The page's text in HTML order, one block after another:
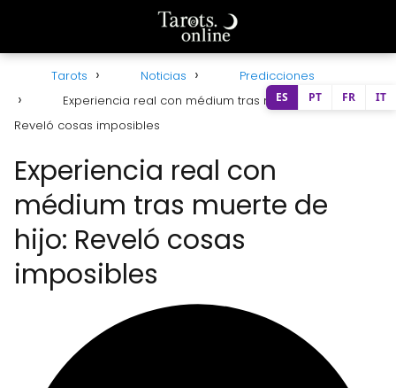
Tarots Noticias
Predicciones
Experiencia real con médium tras muerte de hijo:
Reveló cosas imposibles
Experiencia real con
médium tras muerte de
hijo: Reveló cosas
imposibles
ES PT FR IT